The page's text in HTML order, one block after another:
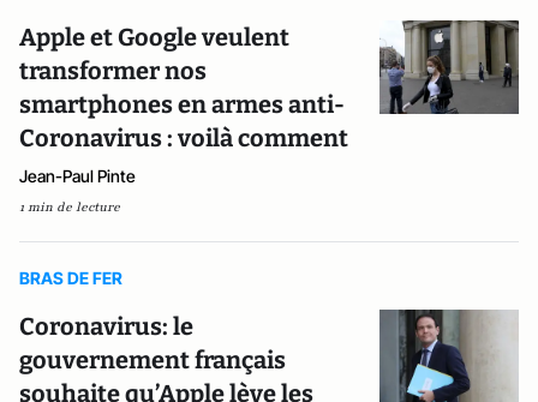
Apple et Google veulent
transformer nos
smartphones en armes anti-
Coronavirus : voilà comment
Jean-Paul Pinte
1 min de lecture
BRAS DE FER
Coronavirus: le
gouvernement français
souhaite qu’Apple lève les